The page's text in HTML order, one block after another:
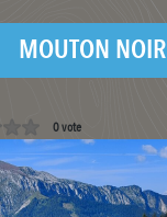
MOUTON NOIR
0 vote